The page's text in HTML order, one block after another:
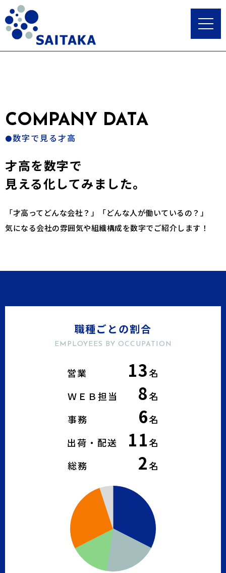
COMPANY DATA
●数字で見る才高
才高を数字で
見える化してみました。
「才高ってどんな会社？」「どんな人が働いているの？」
気になる会社の雰囲気や組織構成を数字でご紹介します！
職種ごとの割合
EMPLOYEES BY OCCUPATION
営業 13名
ＷＥＢ担当 8名
事務 6名
出荷・配送
11名
総務 2名